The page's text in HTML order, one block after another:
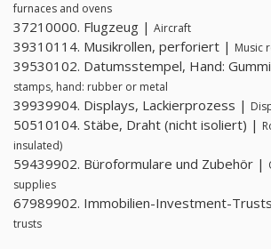
furnaces and ovens
37210000. Flugzeug | Aircraft
39310114. Musikrollen, perforiert | Music
39530102. Datumsstempel, Hand:
stamps, hand: rubber or metal
39939904. Displays, Lackierprozess |
50510104. Stäbe, Draht (nicht isoliert) |
insulated)
59439902. Büroformulare und Zubehör |
supplies
67989902. Immobilien-Investment-
trusts